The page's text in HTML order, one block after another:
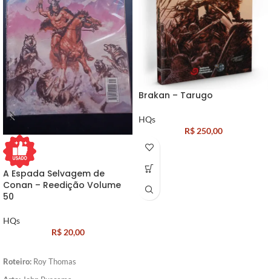
A Espada Selvagem de
Conan – Reedição Volume
50
HQs
R$20,00
Roteiro: Roy Thomas
Brakan – Tarugo
HQs
R$250,00